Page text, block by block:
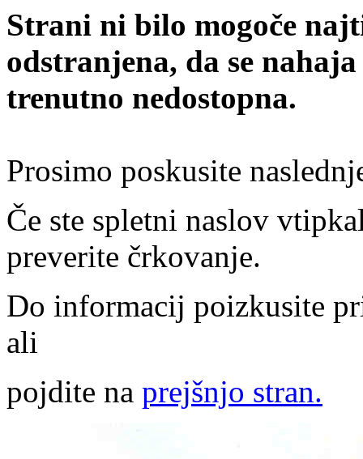
Strani ni bilo mogoče
odstranjena, da se
trenutno nedostopna.
Prosimo poskusite
Če ste spletni naslov
preverite črkovanje.
Do informacij poizkusite
ali
pojdite na prejšnjo stran.